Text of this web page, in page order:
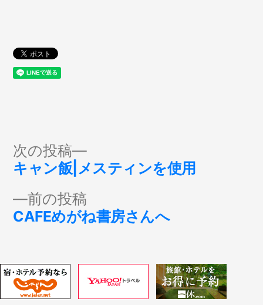
投
稿
ナ
ゲ
前の投稿
の
CAFEめがね書房さんへ
次の投稿
次
の
キャン飯|メスティンを使用